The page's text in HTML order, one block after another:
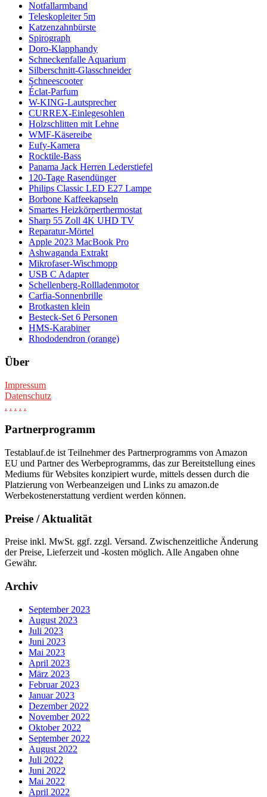
Notfallarmband
Teleskopleiter 5m
Katzenzahnbürste
Spirograph
Doro-Klapphandy
Schneckenfalle Aquarium
Silberschnitt-Glasschneider
Schneescooter
Éclat-Parfum
W-KING-Lautsprecher
CURREX-Einlegesohlen
Holzschlitten mit Lehne
WMF-Käsereibe
Eufy-Kamera
Rocktile-Bass
Panama Jack Herren Lederstiefel
120-Tage Rasendünger
Philips Classic LED E27 Lampe
Borbone Kaffeekapseln
Smartes Heizkörperthermostat
Sharp 55 Zoll 4K UHD TV
Reparatur-Mörtel
Apple 2023 MacBook Pro
Ashwaganda Extrakt
Mikrofaser-Wischmopp
USB C Adapter
Schellenberg-Rollladenmotor
Carfia-Sonnenbrille
Brotkasten klein
Besteck-Set 6 Personen
HMS-Karabiner
Rhododendron (orange)
Über
Impressum
Datenschutz
. . . . .
Partnerprogramm
Testablauf.de ist Teilnehmer des Partnerprogramms von Amazon
EU und Partner des Werbeprogramms, das zur Bereitstellung eines
Mediums für Websites konzipiert wurde, mittels dessen durch die
Platzierung von Werbeanzeigen und Links zu amazon.de
Werbekostenerstattung verdient werden können.
Preise / Aktualität
Preise inkl. MwSt. ggf. zzgl. Versand. Zwischenzeitliche Änderung
der Preise, Lieferzeit und -kosten möglich. Alle Angaben ohne
Gewähr.
Archiv
September 2023
August 2023
Juli 2023
Juni 2023
Mai 2023
April 2023
März 2023
Februar 2023
Januar 2023
Dezember 2022
November 2022
Oktober 2022
September 2022
August 2022
Juli 2022
Juni 2022
Mai 2022
April 2022